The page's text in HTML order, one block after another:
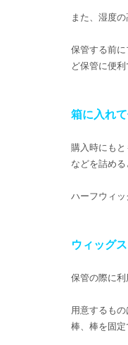
また、湿度
保管する前
ど保管に便
箱に入れ
購入時にも
などを詰め
ハーフウィ
ウィッグ
保管の際に利
用意するも
棒、棒を固定